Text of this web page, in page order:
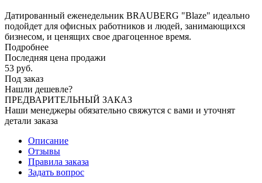
Датированный еженедельник BRAUBERG "Blaze" идеально
подойдет для офисных работников и людей, занимающихся
бизнесом, и ценящих свое драгоценное время.
Подробнее
Последняя цена продажи
53 руб.
Под заказ
Нашли дешевле?
ПРЕДВАРИТЕЛЬНЫЙ ЗАКАЗ
Наши менеджеры обязательно свяжутся с вами и уточнят
детали заказа
Описание
Отзывы
Правила заказа
Задать вопрос